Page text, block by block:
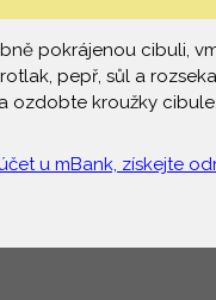
pokrájenou cibuli,
pepř, sůl a
ozdobte kroužky
u mBank, získejte